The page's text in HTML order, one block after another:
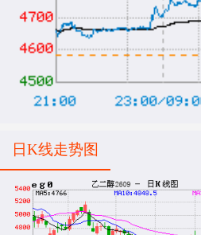
日K线走势图